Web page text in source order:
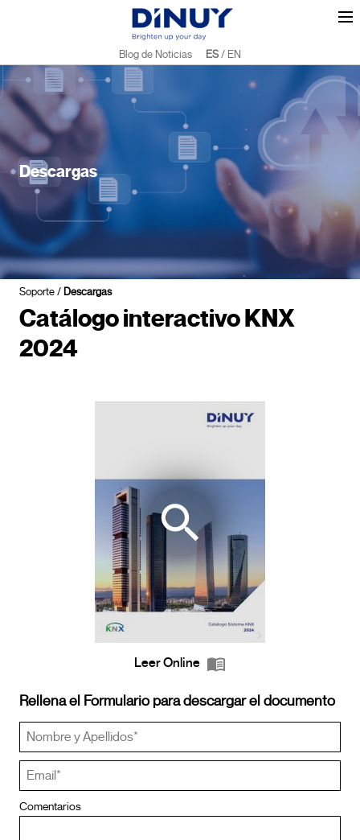
Blog de Noticias ES/ EN
Descargas
Soporte/ Descargas
Catálogo interactivo KNX
2024
Leer Online
Rellena el Formulario para descargar el documento
Comentarios